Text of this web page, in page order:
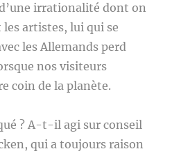
irrationalité dont on
les artistes, lui qui se
les Allemands perd
nos visiteurs
coin de la planète.
? A-t-il agi sur conseil
qui a toujours raison